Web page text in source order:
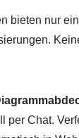
bieten nur
per Chat.